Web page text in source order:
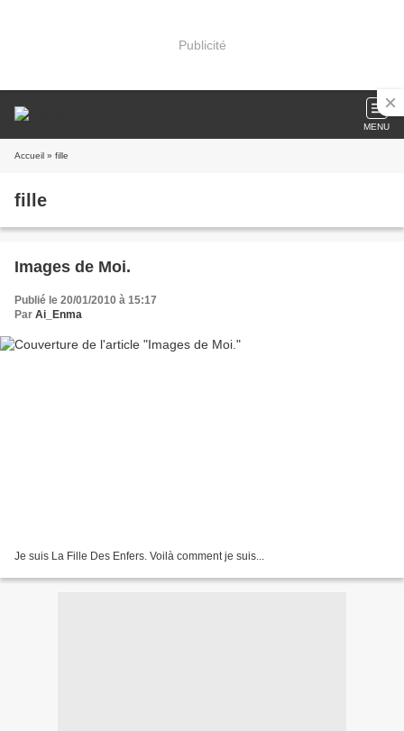
Publicité
MENU
Accueil » fille
fille
Images de Moi.
Publié le 20/01/2010 à 15:17
Par Ai_Enma
Je suis La Fille Des Enfers. Voilà comment je suis...